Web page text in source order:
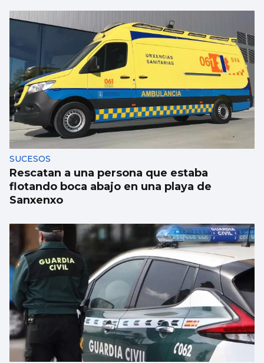
Xanma Louro, de The Rapants: “Sempre foi
complicado dicir que tocamos. Somos un
guiso, abertos a todo”
SUCESOS
Rescatan a una persona que estaba
flotando boca abajo en una playa de
Sanxenxo